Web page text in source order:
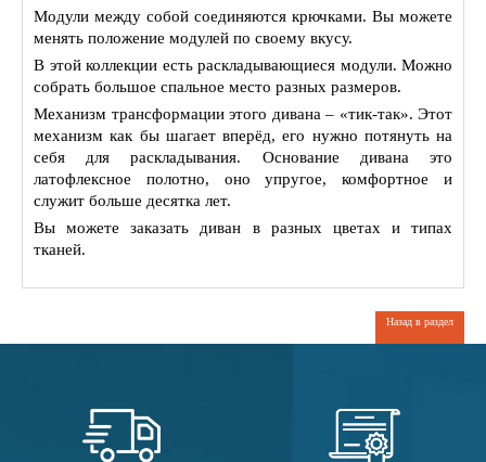
Модули между собой соединяются крючками. Вы можете
менять положение модулей по своему вкусу.
В этой коллекции есть раскладывающиеся модули. Можно
собрать большое спальное место разных размеров.
Механизм трансформации этого дивана – «тик-так». Этот
механизм как бы шагает вперёд, его нужно потянуть на
себя для раскладывания. Основание дивана это
латофлексное полотно, оно упругое, комфортное и
служит больше десятка лет.
Вы можете заказать диван в разных цветах и типах
тканей.
Назад в раздел